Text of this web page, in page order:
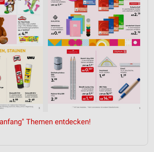
Themen entdecken!